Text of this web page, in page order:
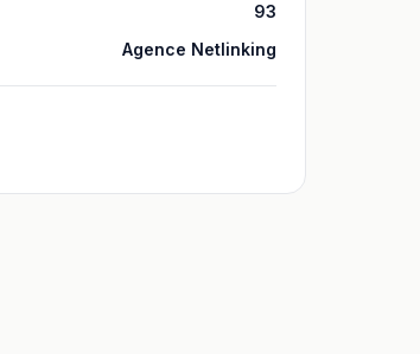
93
Agence Netlinking